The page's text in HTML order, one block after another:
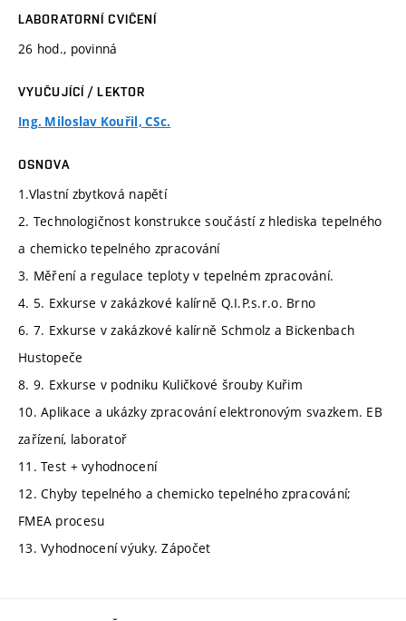
LABORATORNÍ CVIČENÍ
26 hod., povinná
VYUČUJÍCÍ / LEKTOR
Ing. Miloslav Kouřil, CSc.
OSNOVA
1.Vlastní zbytková napětí
2. Technologičnost konstrukce součástí z hlediska tepelného
a chemicko tepelného zpracování
3. Měření a regulace teploty v tepelném zpracování.
4. 5. Exkurse v zakázkové kalírně Q.I.P.s.r.o. Brno
6. 7. Exkurse v zakázkové kalírně Schmolz a Bickenbach
Hustopeče
8. 9. Exkurse v podniku Kuličkové šrouby Kuřim
10. Aplikace a ukázky zpracování elektronovým svazkem. EB
zařízení, laboratoř
11. Test + vyhodnocení
12. Chyby tepelného a chemicko tepelného zpracování;
FMEA procesu
13. Vyhodnocení výuky. Zápočet